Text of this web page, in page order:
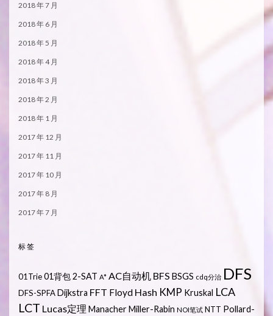
2018 年 7 月
2018 年 6 月
2018 年 5 月
2018 年 4 月
2018 年 3 月
2018 年 2 月
2018 年 1 月
2017 年 12 月
2017 年 11 月
2017 年 10 月
2017 年 8 月
2017 年 7 月
标签
01Trie01背包2-SAT A* AC自动机 BFS BSGS cdq分治 DFS
DFS-SPFADijkstra FFT Floyd Hash KMP Kruskal LCA
LCT Lucas定理 ManacherMiller-Rabin NOI笔试 NTT Pollard-